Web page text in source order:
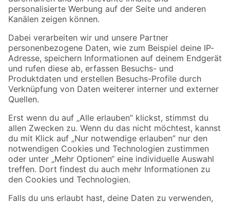
Folge uns
Zahlungsarten Versandarten
Sicher einkaufen
Jetzt die toom-App herunterladen